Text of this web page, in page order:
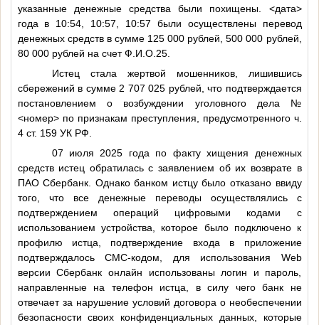
указанные денежные средства были похищены. <дата>
года в 10:54, 10:57, 10:57 были осуществлены перевод
денежных средств в сумме 125 000 рублей, 500 000 рублей,
80 000 рублей на счетФ.И.О.25.
Истец стала жертвой мошенников, лишившись
сбережений в сумме 2 707 025 рублей, что подтверждается
постановлением о возбуждении уголовного дела №
<номер>по признакам преступления, предусмотренного ч.
4 ст. 159 УК РФ.
07 июля 2025 года по факту хищения денежных
средств истец обратилась с заявлением об их возврате в
ПАО Сбербанк. Однако банком истцу было отказано ввиду
того, что все денежные переводы осуществлялись с
подтверждением операций цифровыми кодами с
использованием устройства, которое было подключено к
профилю истца, подтверждение входа в приложение
подтверждалось СМС-кодом, для использования Web
версии Сбербанк онлайн использованы логин и пароль,
направленные на телефон истца, в силу чего банк не
отвечает за нарушение условий договора о необеспечении
безопасности своих конфиденциальных данных, которые